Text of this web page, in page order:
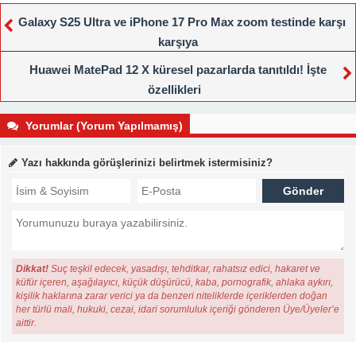
Galaxy S25 Ultra ve iPhone 17 Pro Max zoom testinde karşı
karşıya
Huawei MatePad 12 X küresel pazarlarda tanıtıldı! İşte
özellikleri
Yorumlar (Yorum Yapılmamış)
Yazı hakkında görüşlerinizi belirtmek istermisiniz?
Dikkat! Suç teşkil edecek, yasadışı, tehditkar, rahatsız edici, hakaret ve
küfür içeren, aşağılayıcı, küçük düşürücü, kaba, pornografik, ahlaka aykırı,
kişilik haklarına zarar verici ya da benzeri niteliklerde içeriklerden doğan
her türlü mali, hukuki, cezai, idari sorumluluk içeriği gönderen Üye/Üyeler’e
aittir.